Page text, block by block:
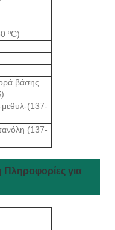
ºC)
βάσης
(137-
(137-
για